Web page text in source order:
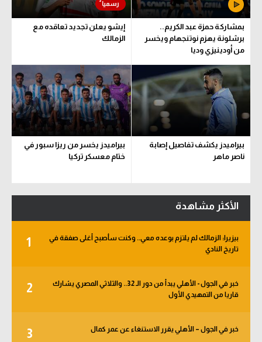
بمشاركة حمزة عبد الكريم..
برشلونة يهزم نوتنجهام ويخسر
من أودينيزي وديا
إيشو يعلن تجديد تعاقده مع
الزمالك
بيراميدز يكشف تفاصيل إصابة
ناصر ماهر
بيراميدز يخسر من ريزا سبور في
ختام معسكر تركيا
الأكثر مشاهدة
1
بيزيرا: الزمالك لم يلتزم بوعده معي.. وكنت سأصبح أغلى صفقة في
تاريخ النادي
2
خبر في الجول - الأهلي يبدأ من دور الـ 32.. والثلاثي المصري يشارك
قاريا من التمهيدي الأول
3 خبر في الجول – الأهلي يقرر الاستنغاء عن عمر كمال